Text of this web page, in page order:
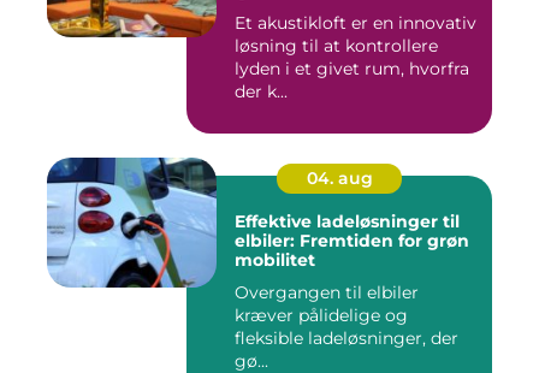
Et akustikloft er en innovativ
løsning til at kontrollere
lyden i et givet rum, hvorfra
der k...
04. aug
Effektive ladeløsninger til
elbiler: Fremtiden for grøn
mobilitet
Overgangen til elbiler
kræver pålidelige og
fleksible ladeløsninger, der
gø...